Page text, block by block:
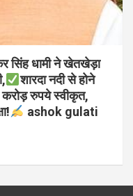
सिंह धामी ने खेतखेड़ा
शारदा नदी से होने
रुपये स्वीकृत,
ashok gulati